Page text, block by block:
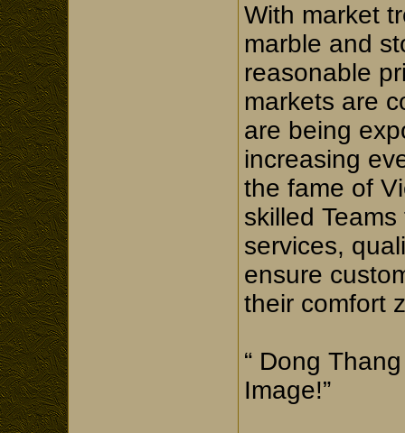
With market
marble and
reasonable
markets are
are being
increasing
the fame of
skilled
services,
ensure
their comfort
“ Dong
Image!”